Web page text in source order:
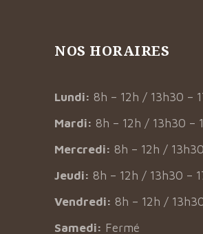
NOS HORAIRES
Lundi: 8h – 12h / 13h30 –
Mardi: 8h – 12h / 13h30 –
Mercredi: 8h – 12h /
Jeudi: 8h – 12h / 13h30 –
Vendredi: 8h – 12h /
Samedi: Fermé